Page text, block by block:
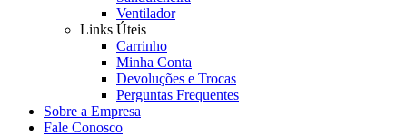
Ventilador
Links Úteis
Carrinho
Minha Conta
Devoluções e Trocas
Perguntas Frequentes
Sobre a Empresa
Fale Conosco